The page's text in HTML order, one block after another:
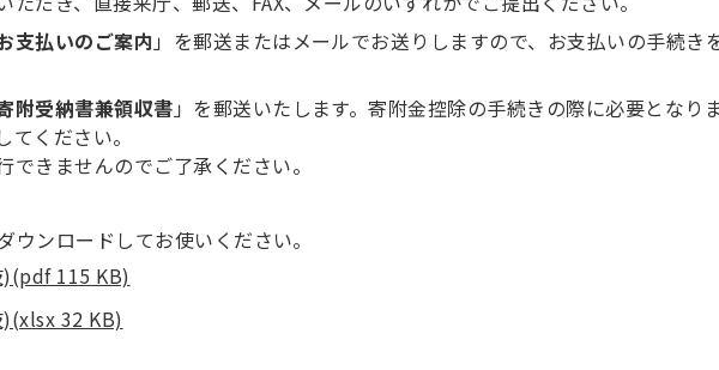
支払いのご案内 」を郵送またはメールでお送りしますので、お支払いの手続き
附受納書兼領収書 」を郵送いたします。寄附金控除の手続きの際に必要となり
ください。
できませんのでご了承ください。
ウンロードしてお使いください。
115 KB)
32 KB)